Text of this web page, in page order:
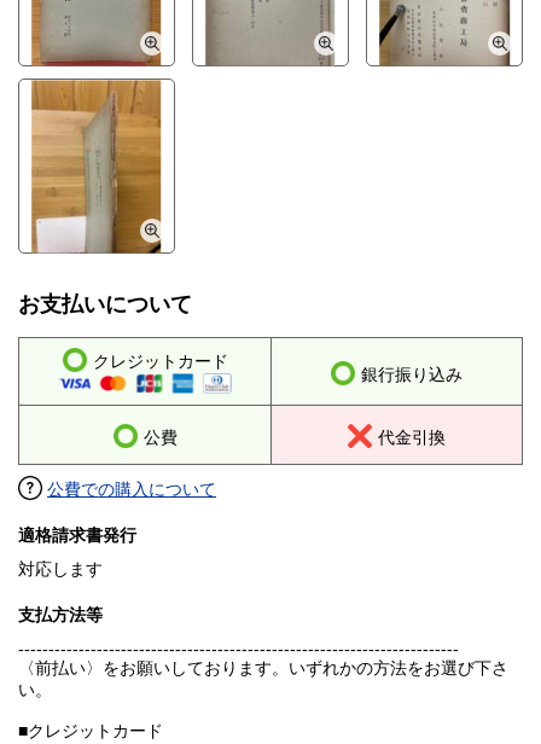
お支払いについて
クレジットカード
銀行振り込み
公費 代金引換
公費での購入について
適格請求書発行
対応します
支払方法等
-------------------------------------------------------------------------
〈前払い〉をお願いしております。いずれかの方法をお選び下さ
い。
■クレジットカード